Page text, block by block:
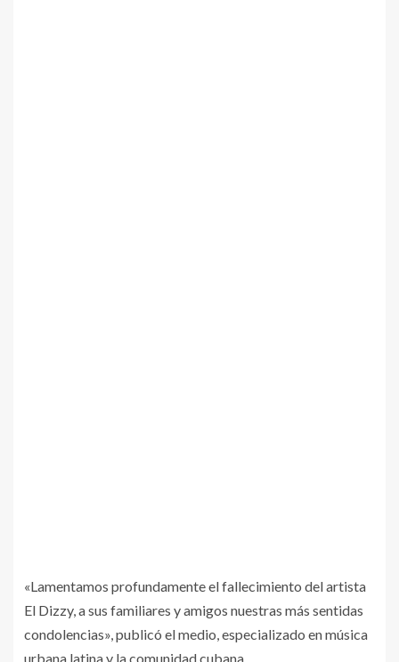
«Lamentamos profundamente el fallecimiento del artista
El Dizzy, a sus familiares y amigos nuestras más sentidas
condolencias», publicó el medio, especializado en música
urbana latina y la comunidad cubana.